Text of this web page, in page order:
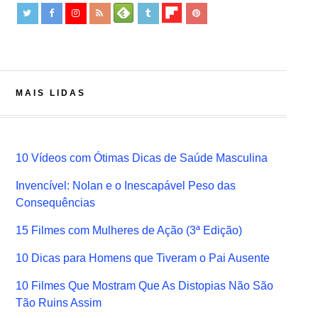
MAIS LIDAS
10 Vídeos com Ótimas Dicas de Saúde Masculina
Invencível: Nolan e o Inescapável Peso das
Consequências
15 Filmes com Mulheres de Ação (3ª Edição)
10 Dicas para Homens que Tiveram o Pai Ausente
10 Filmes Que Mostram Que As Distopias Não São
Tão Ruins Assim